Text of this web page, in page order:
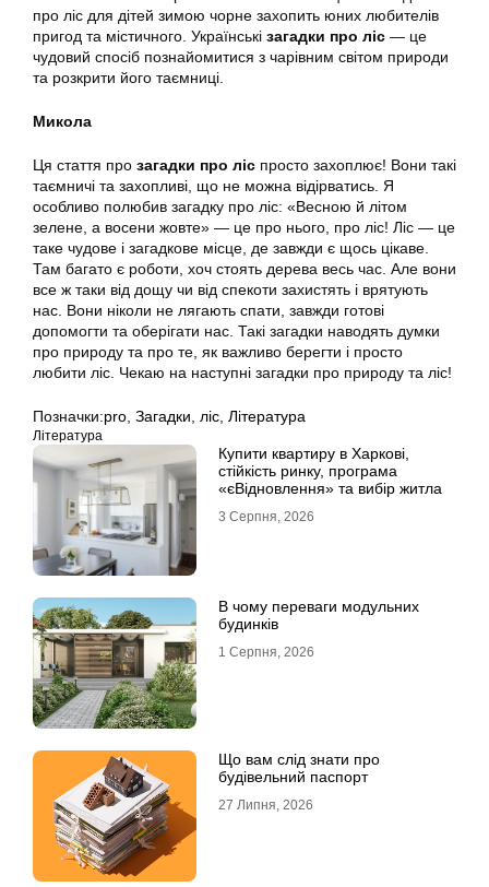
про ліс для дітей зимою чорне захопить юних любителів
пригод та містичного. Українські загадки про ліс — це
чудовий спосіб познайомитися з чарівним світом природи
та розкрити його таємниці.
Микола
Ця стаття про загадки про ліс просто захоплює! Вони такі
таємничі та захопливі, що не можна відірватись. Я
особливо полюбив загадку про ліс: «Весною й літом
зелене, а восени жовте» — це про нього, про ліс! Ліс — це
таке чудове і загадкове місце, де завжди є щось цікаве.
Там багато є роботи, хоч стоять дерева весь час. Але вони
все ж таки від дощу чи від спекоти захистять і врятують
нас. Вони ніколи не лягають спати, завжди готові
допомогти та оберігати нас. Такі загадки наводять думки
про природу та про те, як важливо берегти і просто
любити ліс. Чекаю на наступні загадки про природу та ліс!
Позначки:pro Загадки ліс Література
Література
Купити квартиру в Харкові,
стійкість ринку, програма
«єВідновлення» та вибір житла
3 Серпня, 2026
В чому переваги модульних
будинків
1 Серпня, 2026
Що вам слід знати про
будівельний паспорт
27 Липня, 2026